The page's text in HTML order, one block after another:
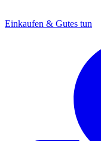
Einkaufen & Gutes tun